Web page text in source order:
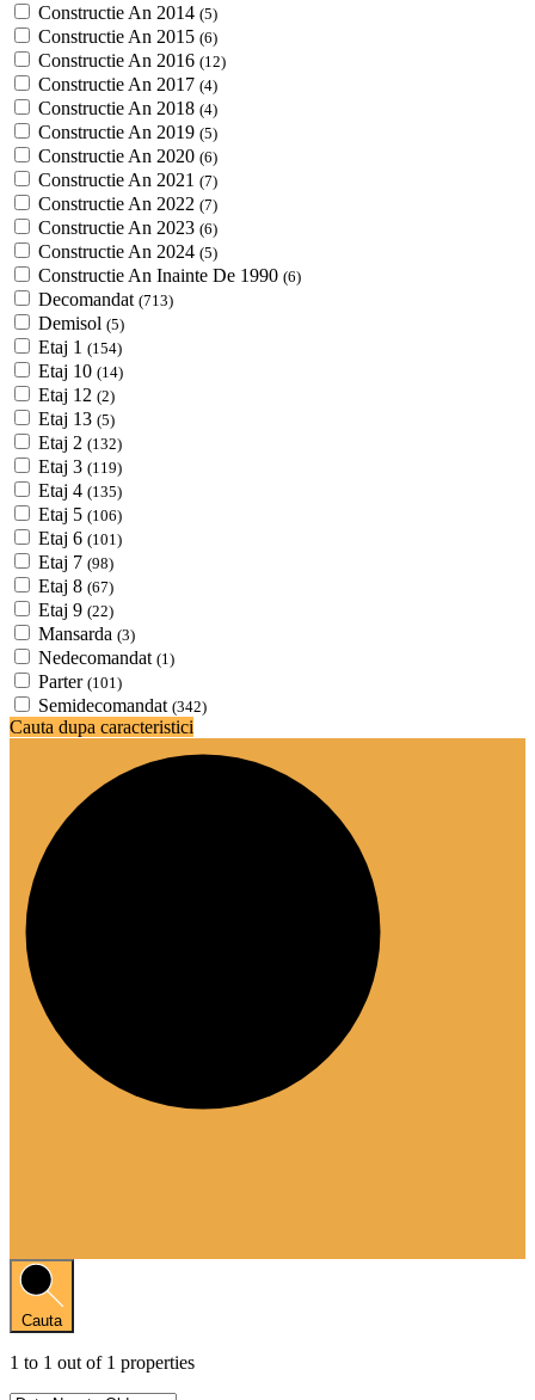
Constructie An 2014 (5)
Constructie An 2015 (6)
Constructie An 2016 (12)
Constructie An 2017 (4)
Constructie An 2018 (4)
Constructie An 2019 (5)
Constructie An 2020 (6)
Constructie An 2021 (7)
Constructie An 2022 (7)
Constructie An 2023 (6)
Constructie An 2024 (5)
Constructie An Inainte De 1990 (6)
Decomandat (713)
Demisol (5)
Etaj 1 (154)
Etaj 10 (14)
Etaj 12 (2)
Etaj 13 (5)
Etaj 2 (132)
Etaj 3 (119)
Etaj 4 (135)
Etaj 5 (106)
Etaj 6 (101)
Etaj 7 (98)
Etaj 8 (67)
Etaj 9 (22)
Mansarda (3)
Nedecomandat (1)
Parter (101)
Semidecomandat (342)
Cauta dupa caracteristici
Cauta
1 to 1 out of 1 properties